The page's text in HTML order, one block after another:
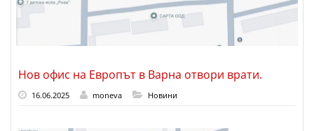
Нов офис на Европът в Варна отвори врати.
16.06.2025 moneva Новини